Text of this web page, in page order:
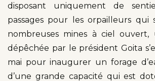
disposant uniquement de
passages pour les orpailleurs qui
nombreuses mines à ciel ouvert,
dépêchée par le président Goita
mai pour inaugurer un forage
d’une grande capacité qui est